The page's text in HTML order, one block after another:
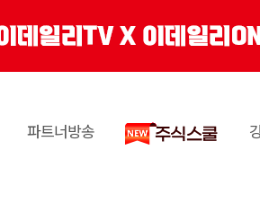
파트너방송